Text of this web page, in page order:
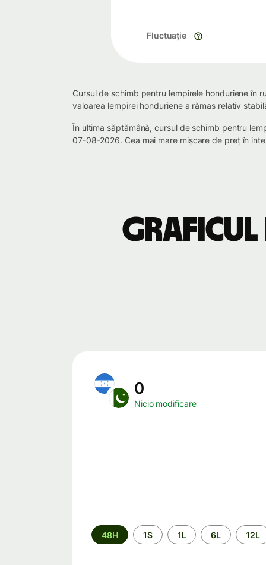
Fluctuație
Cursul de schimb pentru lempirele honduriene în
valoarea lempirei honduriene a rămas relativ
În ultima săptămână, cursul de schimb pentru
07-08-2026. Cea mai mare mișcare de preț în
Graficul
0
Nicio modificare
Perioada
48H 1S 1L 6L 12L